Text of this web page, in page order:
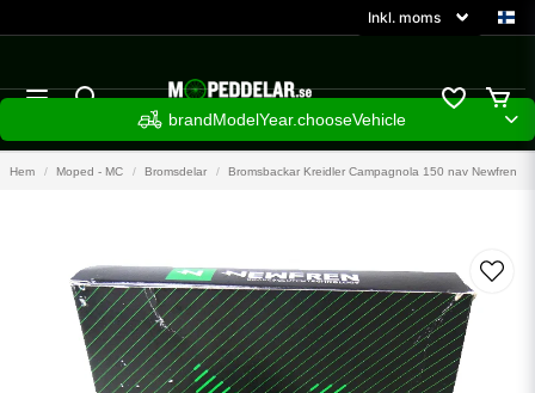
brandModelYear.chooseVehicle
Hem Moped - MC Bromsdelar Bromsbackar Kreidler Campagnola 150 nav Newfren